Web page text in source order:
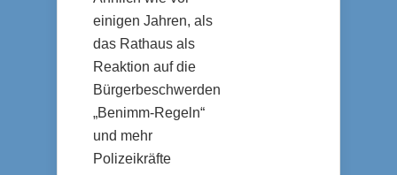
einigen Jahren, als
das Rathaus als
Reaktion auf die
Bürgerbeschwerden
„Benimm-Regeln“
und mehr
Polizeikräfte